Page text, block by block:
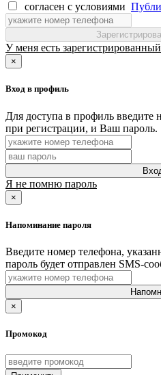
согласен с условиями
У меня есть
×
Вход в профиль
Для доступа в профиль введите
при регистрации, и Ваш пароль.
Я не помню пароль
×
Напоминание пароля
Введите номер телефона,
пароль будет отправлен SMS-
×
Промокод